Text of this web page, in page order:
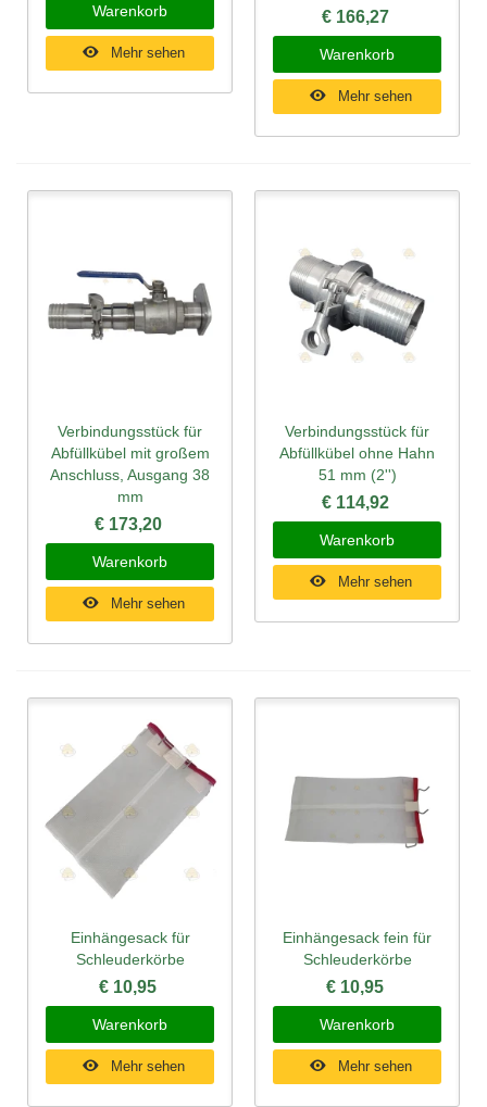
Warenkorb
Mehr sehen
€ 166,27
Warenkorb
Mehr sehen
Verbindungsstück für
Abfüllkübel mit großem
Anschluss, Ausgang 38
mm
€ 173,20
Warenkorb
Mehr sehen
Verbindungsstück für
Abfüllkübel ohne Hahn
51 mm (2'')
€ 114,92
Warenkorb
Mehr sehen
Einhängesack für
Schleuderkörbe
€ 10,95
Warenkorb
Mehr sehen
Einhängesack fein für
Schleuderkörbe
€ 10,95
Warenkorb
Mehr sehen